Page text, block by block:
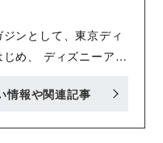
ンとして、東京ディ
め、 ディズニーアニ
を掲載する月刊誌。
情報や関連記事